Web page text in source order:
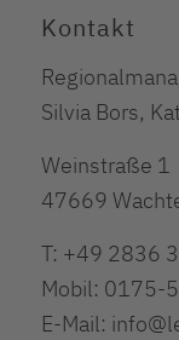
Kontakt
Silvia Bors,
Weinstraße 1
47669
T: +49 2836
Mobil: 0175-
E-Mail: